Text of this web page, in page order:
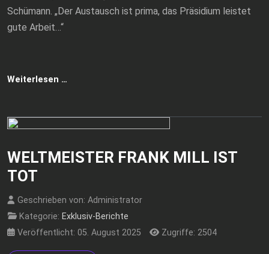
Schümann. „Der Austausch ist prima, das Präsidium leistet
gute Arbeit…“
Weiterlesen …
WELTMEISTER FRANK MILL IST
TOT
Geschrieben von: Administrator
Kategorie: Exklusiv-Berichte
Veröffentlicht: 05. August 2025
Zugriffe: 2504